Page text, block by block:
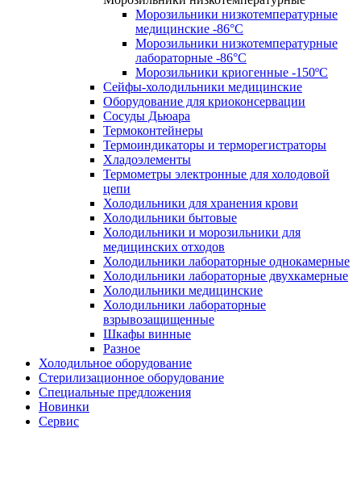
Морозильники низкотемпературные
медицинские -86°С
Морозильники низкотемпературные
лабораторные -86°С
Морозильники криогенные -150ºC
Сейфы-холодильники медицинские
Оборудование для криоконсервации
Сосуды Дьюара
Термоконтейнеры
Термоиндикаторы и терморегистраторы
Хладоэлементы
Термометры электронные для холодовой
цепи
Холодильники для хранения крови
Холодильники бытовые
Холодильники и морозильники для
медицинских отходов
Холодильники лабораторные однокамерные
Холодильники лабораторные двухкамерные
Холодильники медицинские
Холодильники лабораторные
взрывозащищенные
Шкафы винные
Разное
Холодильное оборудование
Стерилизационное оборудование
Специальные предложения
Новинки
Сервис